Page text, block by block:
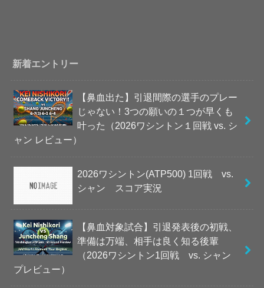
新着エントリー
【鼻血出た】引退間際の選手のプレー
じゃない！3つの願いの１つが早くも
叶った（2026ワシントン１回戦 vs. シ
ャン レビュー）
2026ワシントン(ATP500) 1回戦 vs.
シャン スコア実況
【鼻血対象試合】引退発表後の初戦、
準備は万端、相手は良く知る後輩
（2026ワシントン1回戦 vs. シャン
プレビュー）